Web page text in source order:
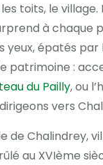
toits, le
à chaque
yeux, épatés
:
du Pailly, ou
vers
de Chalindrey,
au XVIème